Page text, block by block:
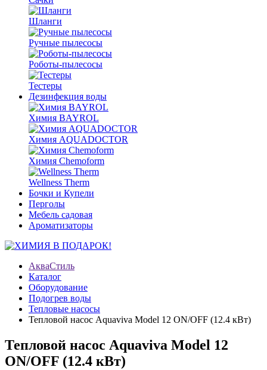
Шланги
Ручные пылесосы
Роботы-пылесосы
Тестеры
Дезинфекция воды
Химия BAYROL
Химия AQUADOCTOR
Химия Chemoform
Wellness Therm
Бочки и Купели
Перголы
Мебель садовая
Ароматизаторы
АкваСтиль
Каталог
Оборудование
Подогрев воды
Тепловые насосы
Тепловой насос Aquaviva Model 12 ON/OFF (12.4 кВт)
Тепловой насос Aquaviva Model 12
ON/OFF (12.4 кВт)